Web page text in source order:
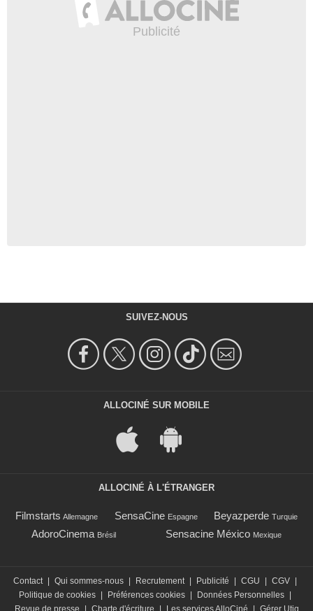
SUIVEZ-NOUS
ALLOCINÉ SUR MOBILE
ALLOCINÉ À L'ÉTRANGER
Filmstarts Allemagne SensaCine Espagne Beyazperde Turquie
AdoroCinema Brésil Sensacine México Mexique
Contact Qui sommes-nous Recrutement Publicité CGU CGV
Politique de cookies
Préférences cookies Données Personnelles
Revue de presse
Charte d'écriture Les services AlloCiné Gérer Utiq